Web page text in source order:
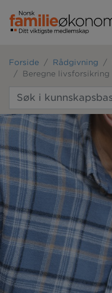
Forside Rådgivning
Beregne livsforsikring